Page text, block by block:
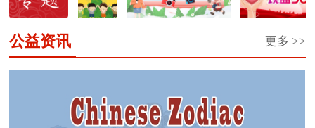
更多 >>
公益资讯